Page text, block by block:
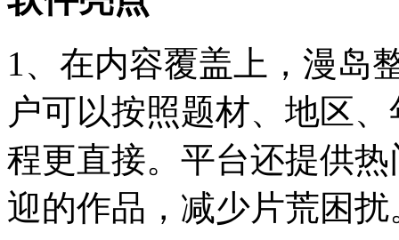
1、在内容覆盖上，漫岛
户可以按照题材、地区
程更直接。平台还提供
迎的作品，减少片荒困扰